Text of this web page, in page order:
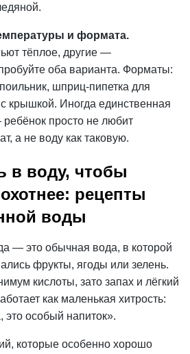
и формата.
тёплое, другие —
оба варианта. Форматы:
шприц-пипетка для
крышкой. Иногда единственная
просто не любит
а не воду как таковую.
в воду, чтобы
рецепты
воды
— это обычная вода, в которой
фрукты, ягоды или зелень.
кислоты, зато запах и лёгкий
как маленькая хитрость:
это особый напиток».
которые особенно хорошо